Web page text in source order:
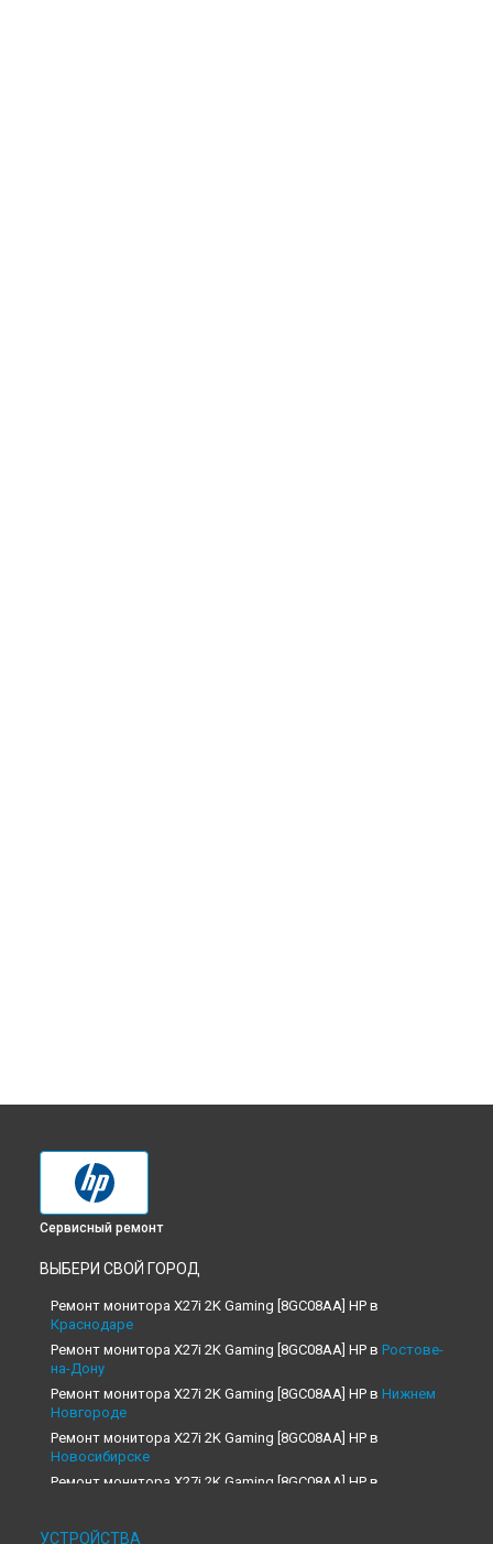
Сервисный ремонт
ВЫБЕРИ СВОЙ ГОРОД
Ремонт монитора X27i 2K Gaming [8GC08AA] HP в
Краснодаре
Ремонт монитора X27i 2K Gaming [8GC08AA] HP в Ростове-
на-Дону
Ремонт монитора X27i 2K Gaming [8GC08AA] HP в Нижнем
Новгороде
Ремонт монитора X27i 2K Gaming [8GC08AA] HP в
Новосибирске
Ремонт монитора X27i 2K Gaming [8GC08AA] HP в
Ремонт монитора X27i 2K Gaming [8GC08AA] HP в
УСТРОЙСТВА